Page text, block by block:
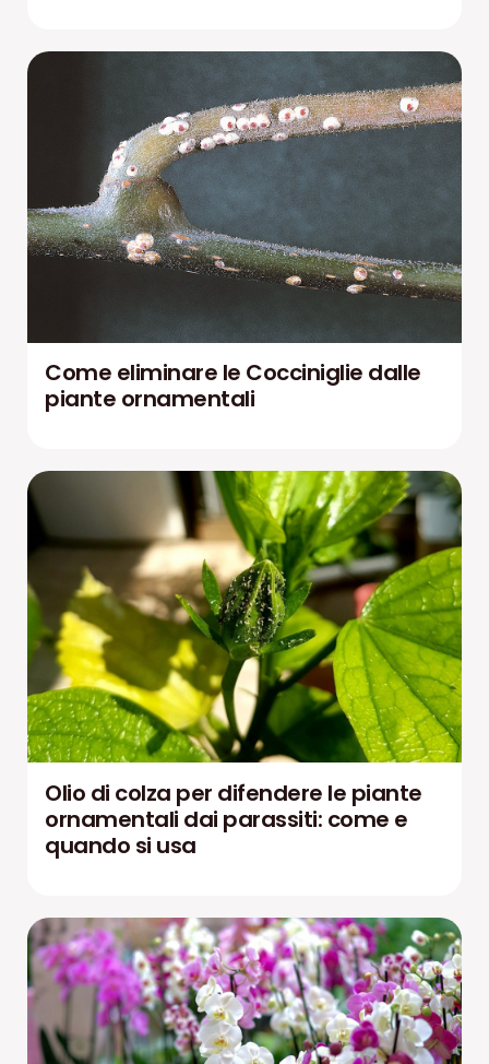
Come eliminare le Cocciniglie dalle
piante ornamentali
Olio di colza per difendere le piante
ornamentali dai parassiti: come e
quando si usa